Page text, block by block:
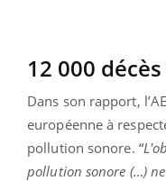
12 000
Dans son rapport,
européenne à
pollution sonore. “
pollution sonore (…)